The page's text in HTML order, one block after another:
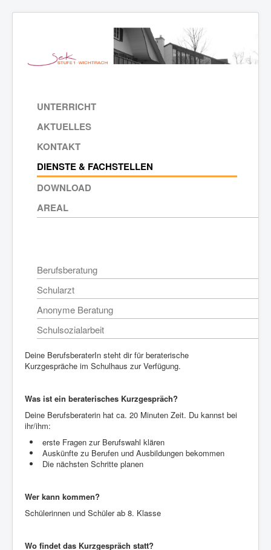
UNTERRICHT
AKTUELLES
KONTAKT
DIENSTE & FACHSTELLEN
DOWNLOAD
AREAL
Berufsberatung
Schularzt
Anonyme Beratung
Schulsozialarbeit
Deine BerufsberaterIn steht dir für beraterische
Kurzgespräche im Schulhaus zur Verfügung.
Was ist ein beraterisches Kurzgespräch?
Deine Berufsberaterin hat ca. 20 Minuten Zeit. Du kannst bei
ihr/ihm:
erste Fragen zur Berufswahl klären
Auskünfte zu Berufen und Ausbildungen bekommen
Die nächsten Schritte planen
Wer kann kommen?
Schülerinnen und Schüler ab 8. Klasse
Wo findet das Kurzgespräch statt?